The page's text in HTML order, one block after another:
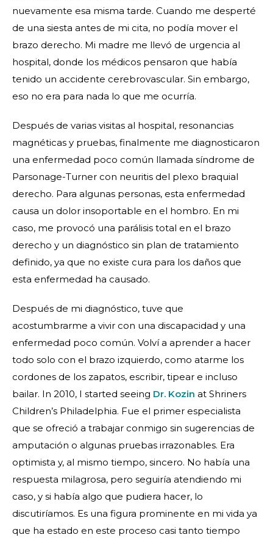
nuevamente esa misma tarde. Cuando me desperté
de una siesta antes de mi cita, no podía mover el
brazo derecho. Mi madre me llevó de urgencia al
hospital, donde los médicos pensaron que había
tenido un accidente cerebrovascular. Sin embargo,
eso no era para nada lo que me ocurría.
Después de varias visitas al hospital, resonancias
magnéticas y pruebas, finalmente me diagnosticaron
una enfermedad poco común llamada síndrome de
Parsonage-Turner con neuritis del plexo braquial
derecho. Para algunas personas, esta enfermedad
causa un dolor insoportable en el hombro. En mi
caso, me provocó una parálisis total en el brazo
derecho y un diagnóstico sin plan de tratamiento
definido, ya que no existe cura para los daños que
esta enfermedad ha causado.
Después de mi diagnóstico, tuve que
acostumbrarme a vivir con una discapacidad y una
enfermedad poco común. Volví a aprender a hacer
todo solo con el brazo izquierdo, como atarme los
cordones de los zapatos, escribir, tipear e incluso
bailar. In 2010, I started seeing Dr. Kozin at Shriners
Children’s Philadelphia. Fue el primer especialista
que se ofreció a trabajar conmigo sin sugerencias de
amputación o algunas pruebas irrazonables. Era
optimista y, al mismo tiempo, sincero. No había una
respuesta milagrosa, pero seguiría atendiendo mi
caso, y si había algo que pudiera hacer, lo
discutiríamos. Es una figura prominente en mi vida ya
que ha estado en este proceso casi tanto tiempo